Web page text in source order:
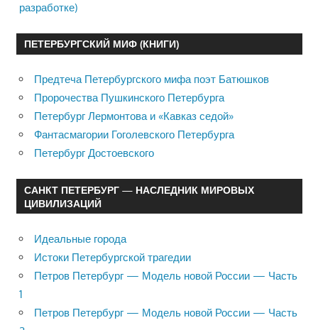
разработке)
ПЕТЕРБУРГСКИЙ МИФ (КНИГИ)
Предтеча Петербургского мифа поэт Батюшков
Пророчества Пушкинского Петербурга
Петербург Лермонтова и «Кавказ седой»
Фантасмагории Гоголевского Петербурга
Петербург Достоевского
САНКТ ПЕТЕРБУРГ — НАСЛЕДНИК МИРОВЫХ
ЦИВИЛИЗАЦИЙ
Идеальные города
Истоки Петербургской трагедии
Петров Петербург — Модель новой России — Часть
1
Петров Петербург — Модель новой России — Часть